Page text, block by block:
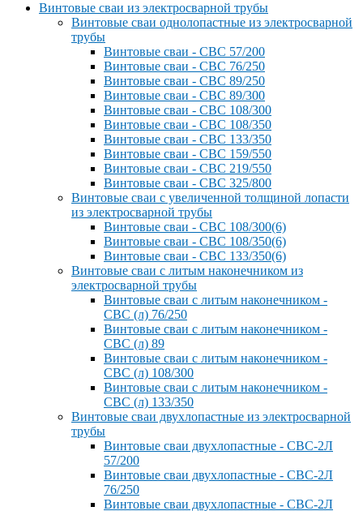
Винтовые сваи из электросварной трубы
Винтовые сваи однолопастные из электросварной
трубы
Винтовые сваи - СВС 57/200
Винтовые сваи - СВС 76/250
Винтовые сваи - СВС 89/250
Винтовые сваи - СВС 89/300
Винтовые сваи - СВС 108/300
Винтовые сваи - СВС 108/350
Винтовые сваи - СВС 133/350
Винтовые сваи - СВС 159/550
Винтовые сваи - СВС 219/550
Винтовые сваи - СВС 325/800
Винтовые сваи с увеличенной толщиной лопасти
из электросварной трубы
Винтовые сваи - СВС 108/300(6)
Винтовые сваи - СВС 108/350(6)
Винтовые сваи - СВС 133/350(6)
Винтовые сваи с литым наконечником из
электросварной трубы
Винтовые сваи с литым наконечником -
СВС (л) 76/250
Винтовые сваи с литым наконечником -
СВС (л) 89
Винтовые сваи с литым наконечником -
СВС (л) 108/300
Винтовые сваи с литым наконечником -
СВС (л) 133/350
Винтовые сваи двухлопастные из электросварной
трубы
Винтовые сваи двухлопастные - СВС-2Л
57/200
Винтовые сваи двухлопастные - СВС-2Л
76/250
Винтовые сваи двухлопастные - СВС-2Л